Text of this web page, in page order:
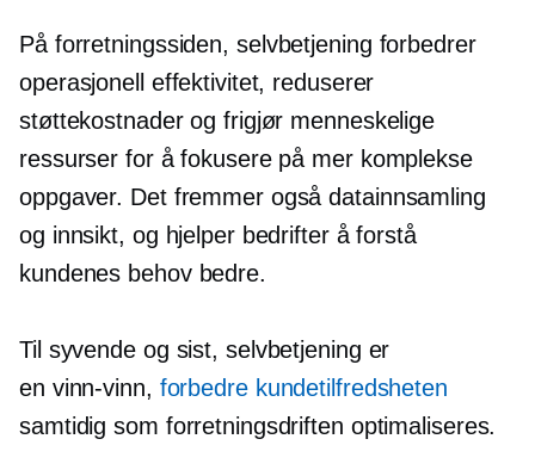
På forretningssiden, selvbetjening forbedrer
operasjonell effektivitet, reduserer
støttekostnader og frigjør menneskelige
ressurser for å fokusere på mer komplekse
oppgaver. Det fremmer også datainnsamling
og innsikt, og hjelper bedrifter å forstå
kundenes behov bedre.
Til syvende og sist, selvbetjening er
en vinn-vinn, forbedre kundetilfredsheten
samtidig som forretningsdriften optimaliseres.